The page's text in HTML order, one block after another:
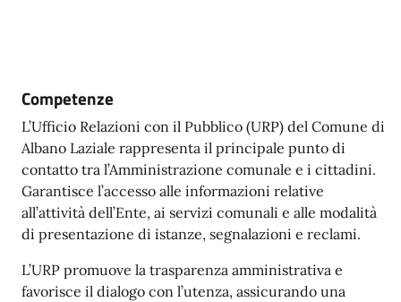
Competenze
L’Ufficio Relazioni con il Pubblico (URP) del Comune di
Albano Laziale rappresenta il principale punto di
contatto tra l’Amministrazione comunale e i cittadini.
Garantisce l’accesso alle informazioni relative
all’attività dell’Ente, ai servizi comunali e alle modalità
di presentazione di istanze, segnalazioni e reclami.
L’URP promuove la trasparenza amministrativa e
favorisce il dialogo con l’utenza, assicurando una